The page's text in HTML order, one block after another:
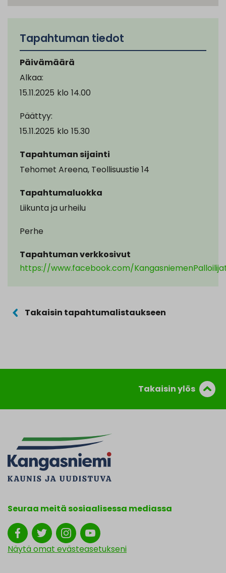
Tapahtuman tiedot
Päivämäärä
Alkaa:
15.11.2025 klo 14.00
Päättyy:
15.11.2025 klo 15.30
Tapahtuman sijainti
Tehomet Areena, Teollisuustie 14
Tapahtumaluokka
Liikunta ja urheilu
Perhe
Tapahtuman verkkosivut
https://www.facebook.com/
Takaisin tapahtumalistaukseen
Takaisin ylös
Seuraa meitä sosiaalisessa mediassa
Näytä omat evästeasetukseni